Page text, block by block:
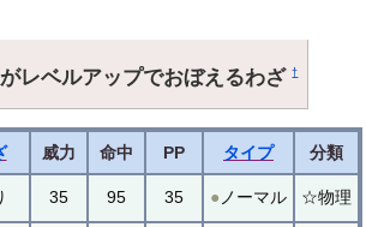
がレベルアップでおぼえるわざ†
威力 命中 PP タイプ 分類
35 95 35 ● ノーマル ☆物理